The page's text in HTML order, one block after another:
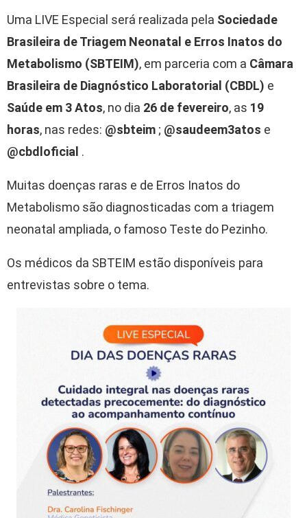
Uma LIVE Especial será realizada pela Sociedade
Brasileira de Triagem Neonatal e Erros Inatos do
Metabolismo (SBTEIM), em parceria com a Câmara
Brasileira de Diagnóstico Laboratorial (CBDL) e
Saúde em 3 Atos, no dia 26 de fevereiro, as 19
horas, nas redes: @sbteim ; @saudeem3atos e
@cbdloficial .
Muitas doenças raras e de Erros Inatos do
Metabolismo são diagnosticadas com a triagem
neonatal ampliada, o famoso Teste do Pezinho.
Os médicos da SBTEIM estão disponíveis para
entrevistas sobre o tema.